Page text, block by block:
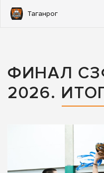
Таганрог
ФИНАЛ
2026.